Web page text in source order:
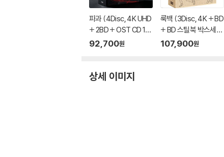
파과 (4Disc, 4K UHD
+ 2BD + OST CD 15
00장 한정 스틸북 한정
92,700원
룩백 (3Disc, 4K + BD
+ BD 스틸북 박스세트
한정판) : 블루레이
107,900원
상세 이미지